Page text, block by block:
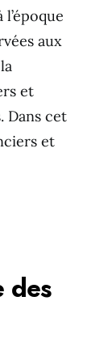
aux
et
Dans cet
et
des